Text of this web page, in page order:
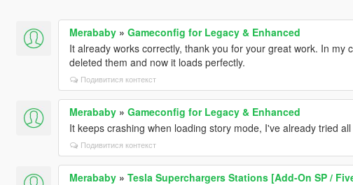
Merababy» Gameconfig for Legacy & Enhanced
It already works correctly, thank you for your great work. In my
deleted them and now it loads perfectly.
Подивитися контекст
Merababy» Gameconfig for Legacy & Enhanced
It keeps crashing when loading story mode, I've already tried
Подивитися контекст
Merababy» Tesla Superchargers Stations [Add-On SP /